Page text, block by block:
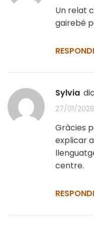
Un relat
gairebé
Sylvia
27/01/
Gràcies
explicar
centre.